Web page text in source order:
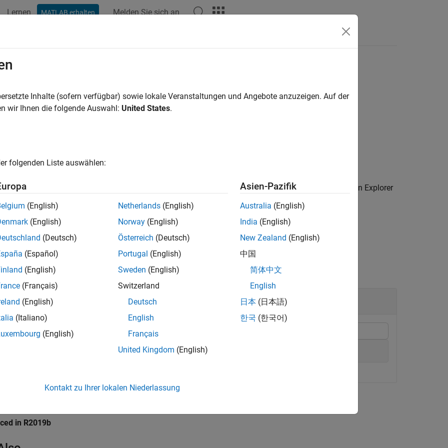
Lernen MATLAB erhalten Melden Sie sich an
ons for ROS
allows you to download and install add-ons for ROS Toolbox™. Use this function to open the Add-on Explorer
the available add-ons.
all
Add-ons for ROS Toolbox
in R2019b
Inhalte (sofern verfügbar) sowie lokale Veranstaltungen und Angebote anzuzeigen. Auf der
wir Ihnen die folgende Auswahl: United States.
folgenden Liste auswählen:
(English)
(English)
(Deutsch)
(Español)
(English)
(Français)
(English)
(Italiano)
(English)
Netherlands (English)
Norway (English)
Österreich (Deutsch)
Portugal (English)
Sweden (English)
Switzerland
Deutsch
English
Français
United Kingdom (English)
Asien-Pazifik
Australia (English)
India (English)
New Zealand (English)
中国
简体中文
English
日本 (日本語)
한국 (한국어)
Kontakt zu Ihrer lokalen Niederlassung